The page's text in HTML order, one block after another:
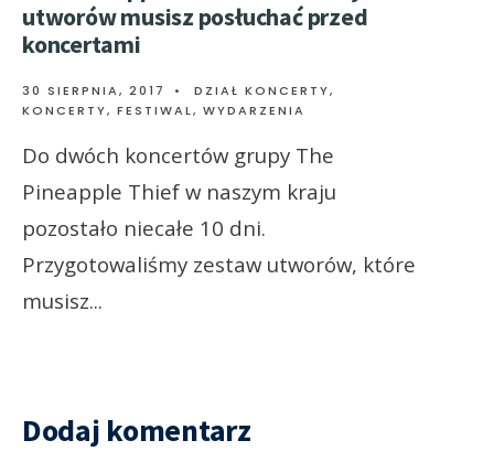
utworów musisz posłuchać przed
koncertami
30 SIERPNIA, 2017 • DZIAŁ KONCERTY,
KONCERTY, FESTIWAL, WYDARZENIA
Do dwóch koncertów grupy The
Pineapple Thief w naszym kraju
pozostało niecałe 10 dni.
Przygotowaliśmy zestaw utworów, które
musisz...
Dodaj komentarz